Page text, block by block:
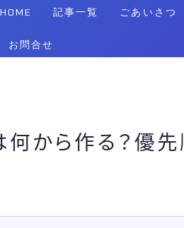
HOME 記事一覧 ごあいさつ
お問合せ
から作る？優